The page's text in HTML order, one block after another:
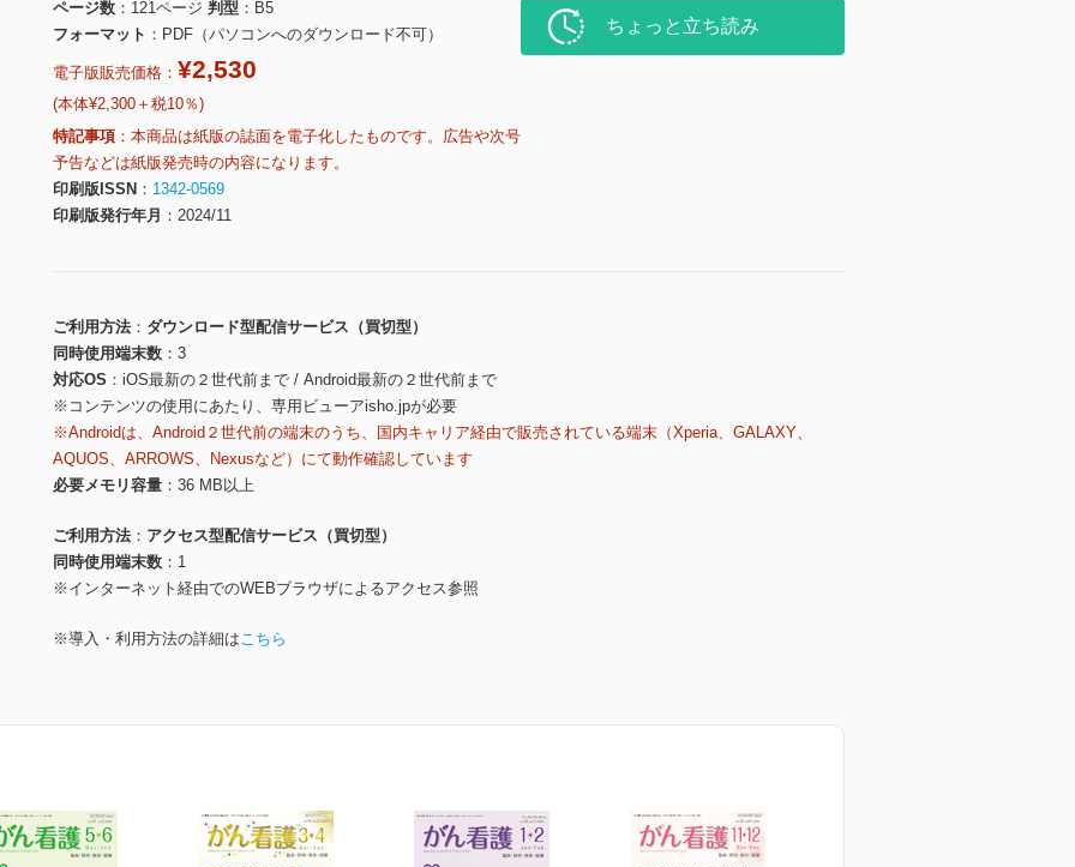
ページ数
121ページ 判型
B5
フォーマット
PDF（パソコンへのダウンロード不可）
電子版販売価格： ¥2,530
(本体¥2,300＋税10％)
特記事項
本商品は紙版の誌面を電子化したものです。広告や次号
予告などは紙版発売時の内容になります。
印刷版ISSN
1342-0569
印刷版発行年月
2024/11
ちょっと立ち読み
ご利用方法
ダウンロード型配信サービス（買切型）
同時使用端末数
3
対応OS
iOS最新の２世代前まで / Android最新の２世代前まで
※コンテンツの使用にあたり、専用ビューアisho.jpが必要
※Androidは、Android２世代前の端末のうち、国内キャリア経由で販売されている端末（Xperia、GALAXY、
AQUOS、ARROWS、Nexusなど）にて動作確認しています
必要メモリ容量
36 MB以上
ご利用方法
アクセス型配信サービス（買切型）
同時使用端末数
1
※インターネット経由でのWEBブラウザによるアクセス参照
※導入・利用方法の詳細はこちら